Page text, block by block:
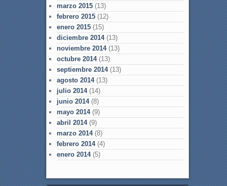
marzo 2015(13)
febrero 2015(12)
enero 2015(15)
diciembre 2014(13)
noviembre 2014(13)
octubre 2014(13)
septiembre 2014(13)
agosto 2014(13)
julio 2014(14)
junio 2014(8)
mayo 2014(9)
abril 2014(9)
marzo 2014(8)
febrero 2014(4)
enero 2014(5)